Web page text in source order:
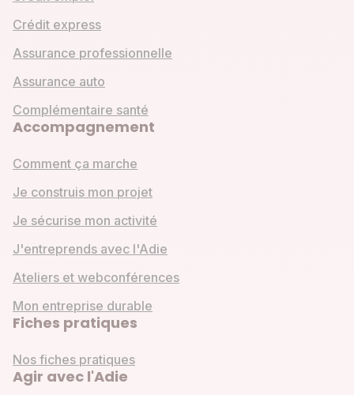
Crédit express
Assurance professionnelle
Assurance auto
Complémentaire santé
Accompagnement
Comment ça marche
Je construis mon projet
Je sécurise mon activité
J'entreprends avec l'Adie
Ateliers et webconférences
Mon entreprise durable
Fiches pratiques
Nos fiches pratiques
Agir avec l'Adie